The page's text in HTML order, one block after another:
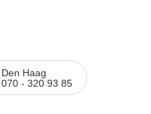
Den Haag
070 - 320 93 85